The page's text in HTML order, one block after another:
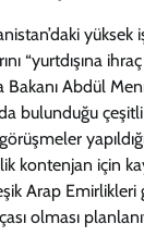
yüksek
“yurtdışına
Bakanı Abdül
bulunduğu
kontenjan için
Arap
olması